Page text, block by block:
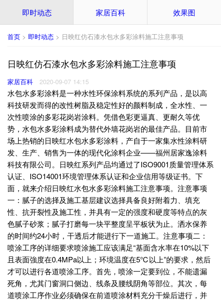
即时动态 家居百科 效果图
首页 > 即时动态 > 日映红仿石漆水包水多彩涂料施工注意事项
日映红仿石漆水包水多彩涂料施工注意事项
家居百科 2020-09-07 14:15
水包水多彩涂料是一种水性环保涂料系统的系列产品，是以高
科技研发而得的改性树脂及稳定性好的颜料制成，全水性、一
次性喷涂的多彩花岗岩涂料。凭借色彩更逼真、更耐久等优
势，水包水多彩涂料成为替代外墙花岗岩的最佳产品。目前市
场上热销的日映红水包水多彩涂料，产自于一家集水性涂料研
发、生产、销售为一体的现代化涂料企业——福州居家逸涂料
科技有限公司。日映红系列产品均通过了ISO9001质量管理体系
认证、ISO14001环境管理体系认证和企业信用等级证书。下
面，就来介绍日映红水包水多彩涂料施工注意事项。注意事项
一：腻子的选择及施工基层建议选择具备良好附着力、填充
性、抗开裂性及施工性，并具有一定的强度和硬度等特点的灰
色腻子砂浆；腻子打磨每一块平整度呈平板状为止。洒水保养
的时间约24小时，干透后才能进行下一道施工。注意事项二：
喷涂工序的详细要求喷涂施工应该满足“基面含水率在10%以下
且表面強度在0.4MPa以上；环境温度在5℃以上”的要求，然后
才可以进行各道喷涂工序。首先，喷涂一定要到位，不能遗漏
死角，尤其门窗洞口侧边、线条及腰线阴角等部位。其次，每
道喷涂工序作业必须确保在前道喷涂材料充分干燥后进行，并